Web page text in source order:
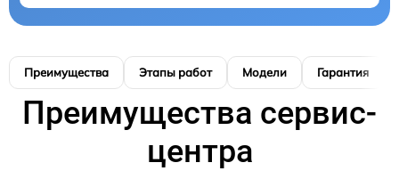
Преимущества Этапы работ Модели Гарантия
Преимущества сервис-
центра